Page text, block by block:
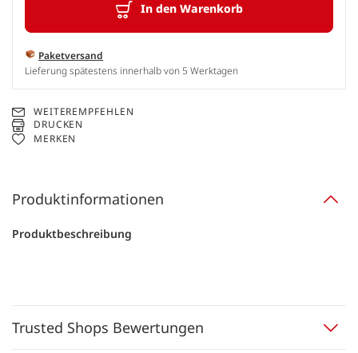
In den Warenkorb
Paketversand
Lieferung spätestens innerhalb von 5 Werktagen
WEITEREMPFEHLEN
DRUCKEN
MERKEN
Produktinformationen
Produktbeschreibung
Trusted Shops Bewertungen